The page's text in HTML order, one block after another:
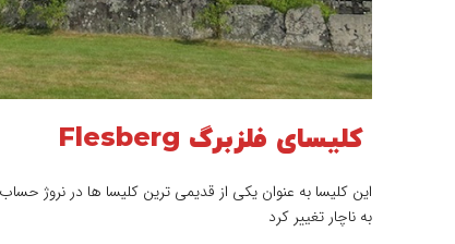
کلیسای فلزبرگ Flesberg
این کلیسا به عنوان یکی از قدیمی ترین کلیسا ها در
به ناچار تغییر کرد